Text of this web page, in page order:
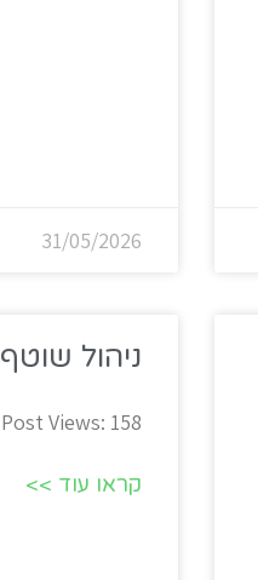
31/05/2026
ניהול שוטף
Post Views: 158
קראו עוד >>